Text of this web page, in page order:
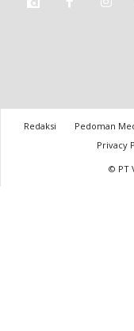
Redaksi Pedoman
Privacy
© PT